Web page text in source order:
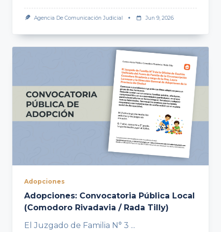
Agencia De Comunicación Judicial Jun 9, 2026
Adopciones
Adopciones: Convocatoria Pública Local
(Comodoro Rivadavia / Rada Tilly)
El Juzgado de Familia N° 3 ...